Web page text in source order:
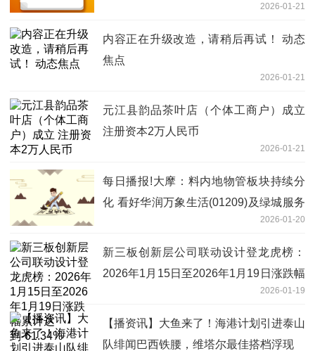
2026-01-21
内容正在升级改造，请稍后再试！ 动态
焦点
2026-01-21
元江县韵品茶叶店（个体工商户）成立
注册资本2万人民币
2026-01-21
每日播报!大摩：料内地物管板块持续分
化 看好华润万象生活(01209)及绿城服务
2026-01-20
新三板创新层公司联动设计登龙虎榜：
2026年1月15日至2026年1月19日涨跌幅
2026-01-19
【播资讯】大鱼来了！海港计划引进泰山
队绯闻巴西铁腰，维塔尔最佳搭档浮现